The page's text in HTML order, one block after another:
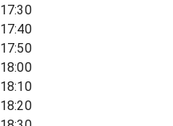
17:30
17:40
17:50
18:00
18:10
18:20